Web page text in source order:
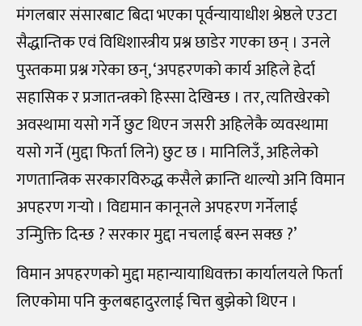
मंगलबार संसारबाट बिदा भएका पूर्वन्यायाधीश श्रेष्ठले एउटा
सैद्धान्तिक एवं विधिशास्त्रीय प्रश्न छाडेर गएका छन् । उनले
पुस्तकमा प्रश्न गरेका छन्, ‘अपहरणको कार्य अहिले हेर्दा
सहासिक र प्रजातन्त्रको हिस्सा देखिन्छ । तर, त्यतिखेरको
अवस्थामा यसो गर्ने छुट थिएन जसरी अहिलेकै व्यवस्थामा
यसो गर्ने (मुद्दा फिर्ता लिने) छुट छ । मानिलिउँ, अहिलेको
गणतान्त्रिक सरकारविरुद्ध कसैले क्रान्ति थाल्यो अनि विमान
अपहरण गर्‍यो । विद्यमान कानूनले अपहरण गर्नेलाई
उन्मिुक्ति दिन्छ ? सरकार मुद्दा नचलाई बस्न सक्छ ?’
विमान अपहरणको मुद्दा महान्यायाधिवक्ता कार्यालयले फिर्ता
लिएकोमा पनि कुलबहादुरलाई चित्त बुझेको थिएन ।